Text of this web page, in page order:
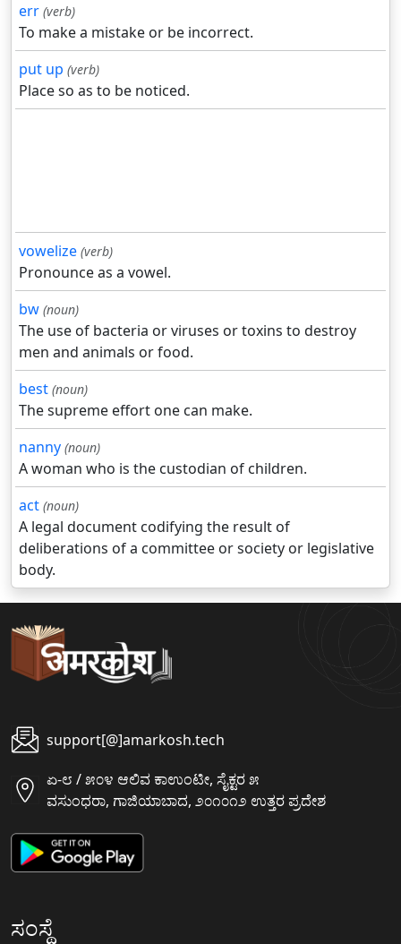
err (verb)
To make a mistake or be incorrect.
put up (verb)
Place so as to be noticed.
vowelize (verb)
Pronounce as a vowel.
bw (noun)
The use of bacteria or viruses or toxins to destroy
men and animals or food.
best (noun)
The supreme effort one can make.
nanny (noun)
A woman who is the custodian of children.
act (noun)
A legal document codifying the result of
deliberations of a committee or society or legislative
body.
support[@]amarkosh.tech
ಏ-೮ / ೫೦೪ ಆಲಿವ ಕಾಉಂಟೀ, ಸೈಕ್ಟರ ೫
ವಸುಂಧರಾ, ಗಾಜಿಯಾಬಾದ, ೨೦೧೦೧೨ ಉತ್ತರ ಪ್ರದೇಶ
ಸಂಸ್ಥೆ